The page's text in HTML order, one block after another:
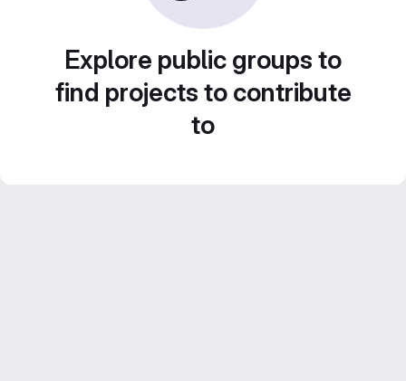
Explore public groups to
find projects to contribute
to